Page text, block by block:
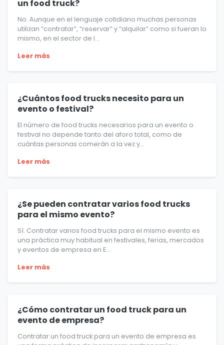
un food truck?
No. Aunque en el lenguaje cotidiano muchas personas
utilizan “contratar”, “reservar” y “alquilar” como si fueran lo
mismo, en el sector de l...
Leer más
¿Cuántos food trucks necesito para un
evento o festival?
El número de food trucks necesarios para un evento o
festival no depende tanto del aforo total, como de
cuántas personas comerán a la vez y...
Leer más
¿Se pueden contratar varios food trucks
para el mismo evento?
Sí. Contratar varios food trucks para el mismo evento es
una práctica muy habitual en festivales, ferias, mercados
y eventos de empresa en E...
Leer más
¿Cómo contratar un food truck para un
evento de empresa?
Contratar un food truck para un evento de empresa es